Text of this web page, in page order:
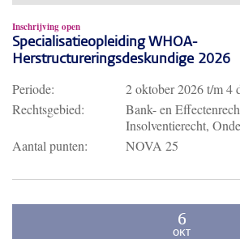
Inschrijving open
Specialisatieopleiding WHOA-
Herstructureringsdeskundige 2026
Periode: 2 oktober 2026t/m4
Rechtsgebied:
Bank- en
Insolventierecht,
Aantal punten:
NOVA 25
6
OKT